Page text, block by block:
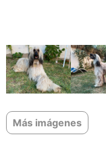
Más imágenes